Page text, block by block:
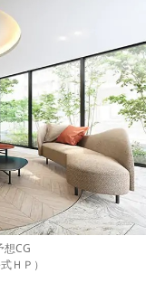
想CG
ＨＰ）